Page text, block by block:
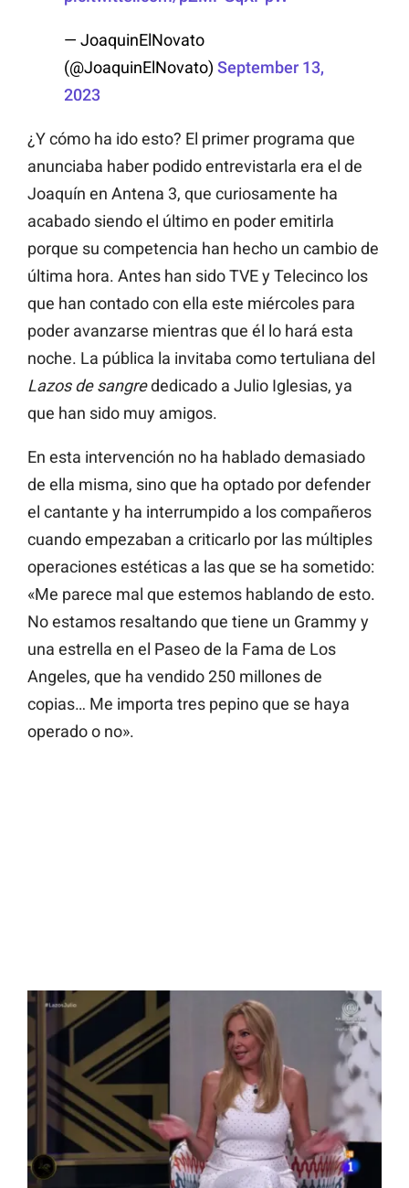
— JoaquinElNovato
(@JoaquinElNovato) September 13,
2023
¿Y cómo ha ido esto? El primer programa que
anunciaba haber podido entrevistarla era el de
Joaquín en Antena 3, que curiosamente ha
acabado siendo el último en poder emitirla
porque su competencia han hecho un cambio de
última hora. Antes han sido TVE y Telecinco los
que han contado con ella este miércoles para
poder avanzarse mientras que él lo hará esta
noche. La pública la invitaba como tertuliana del
Lazos de sangrededicado a Julio Iglesias, ya
que han sido muy amigos.
En esta intervención no ha hablado demasiado
de ella misma, sino que ha optado por defender
el cantante y ha interrumpido a los compañeros
cuando empezaban a criticarlo por las múltiples
operaciones estéticas a las que se ha sometido:
«Me parece mal que estemos hablando de esto.
No estamos resaltando que tiene un Grammy y
una estrella en el Paseo de la Fama de Los
Angeles, que ha vendido 250 millones de
copias… Me importa tres pepino que se haya
operado o no».